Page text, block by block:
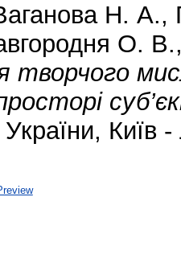
Н. А.,
О. В.
творчого
Київ -